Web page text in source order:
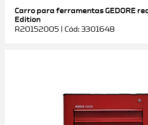
Carro para ferramentas GEDORE
Edition
R20152005 | Cód: 3301648